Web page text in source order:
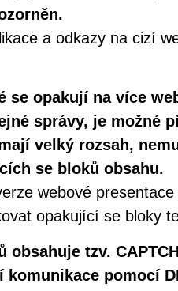
a odkazy na cizí
se opakují na více
správy, je možné
velký rozsah,
se bloků obsahu.
webové
opakující se bloky
obsahuje tzv.
komunikace pomocí